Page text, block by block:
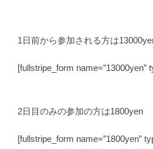
content1日前から参加される方は
[fullstripe_form name=”13000yen”
2日目のみの参加の方は1800yen
[fullstripe_form name=”1800yen”